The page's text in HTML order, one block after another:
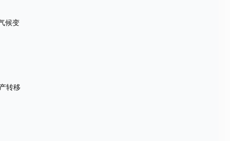
候变
转移